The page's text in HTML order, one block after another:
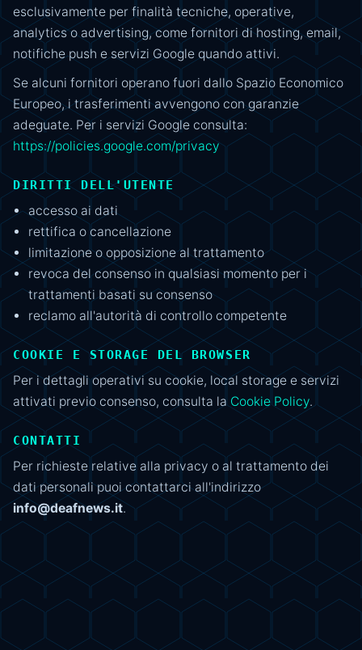
esclusivamente per finalità tecniche, operative,
analytics o advertising, come fornitori di hosting, email,
notifiche push e servizi Google quando attivi.
Se alcuni fornitori operano fuori dallo Spazio Economico
Europeo, i trasferimenti avvengono con garanzie
adeguate. Per i servizi Google consulta:
https://policies.google.com/privacy
DIRITTI DELL'UTENTE
accesso ai dati
rettifica o cancellazione
limitazione o opposizione al trattamento
revoca del consenso in qualsiasi momento per i
trattamenti basati su consenso
reclamo all'autorità di controllo competente
COOKIE E STORAGE DEL BROWSER
Per i dettagli operativi su cookie, local storage e servizi
attivati previo consenso, consulta la Cookie Policy.
CONTATTI
Per richieste relative alla privacy o al trattamento dei
dati personali puoi contattarci all'indirizzo
info@deafnews.it.